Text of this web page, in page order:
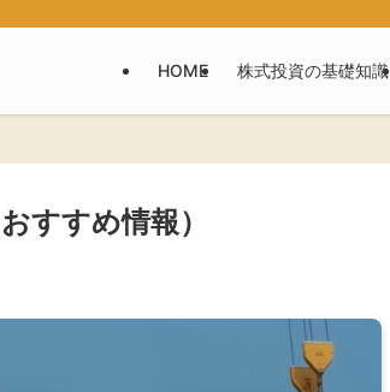
HOME 株式投資の基礎知識
すすめ情報）